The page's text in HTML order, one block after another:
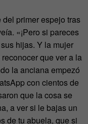
primer espejo tras
«¡Pero si pareces
hijas. Y la mujer
que ver a la
la anciana empezó
con cientos de
que la cosa se
a ver si le bajas un
de tu abuela, que si